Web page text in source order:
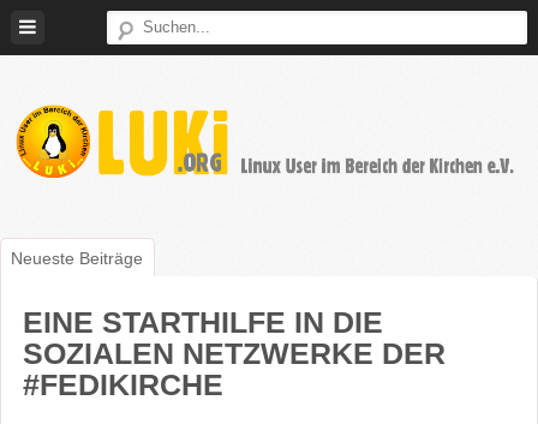
E.V.
User
im
der
Kirchen
Neueste Beiträge
EINE STARTHILFE IN DIE
SOZIALEN NETZWERKE DER
#FEDIKIRCHE